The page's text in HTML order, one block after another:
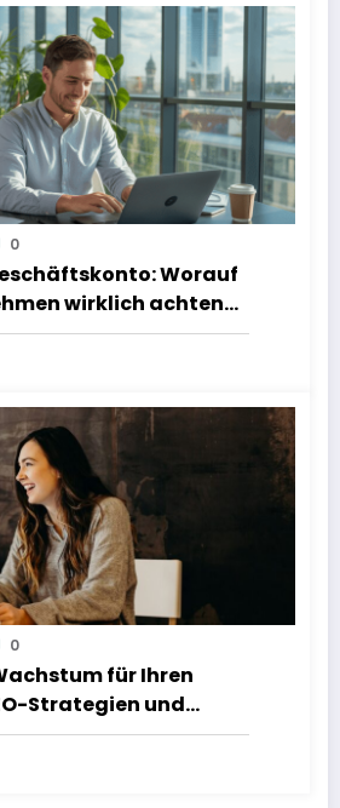
0
Worauf
wirklich achten
0
für Ihren
Strategien und
die wirklich